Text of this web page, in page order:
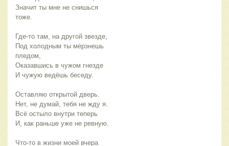
Значит ты мне не снишься
тоже.
Где-то там, на другой звезде,
Под холодным ты мёрзнешь
пледом,
Оказавшись в чужом гнезде
И чужую ведёшь беседу.
Оставляю открытой дверь.
Нет, не думай, тебя не жду я.
Всё остыло внутри теперь
И, как раньше уже не ревную.
Что-то в жизни моей вчера